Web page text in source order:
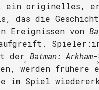
ein originelles,
das die
Ereignissen von
der Batman: Arkham
werden frühere
im Spiel